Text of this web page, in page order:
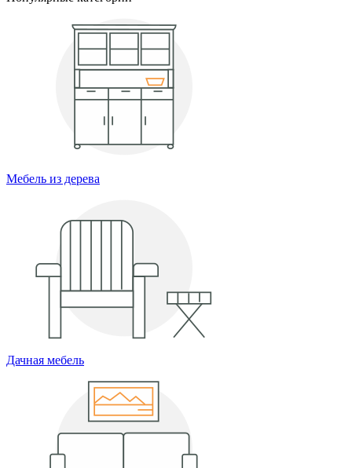
Мебель из дерева
Дачная мебель